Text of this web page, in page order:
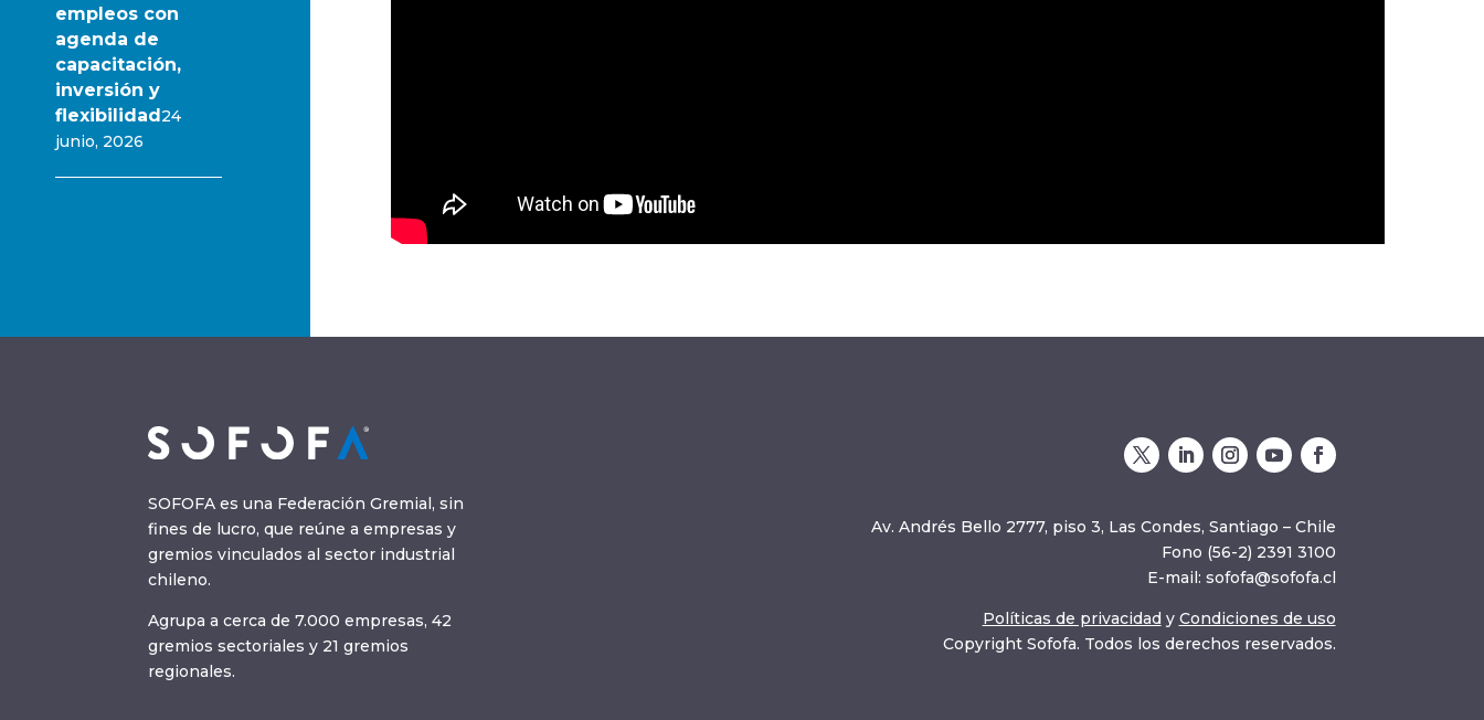
empleos con
agenda de
capacitación,
inversión y
flexibilidad24
junio, 2026
SOFOFA es una Federación Gremial, sin
fines de lucro, que reúne a empresas y
gremios vinculados al sector industrial
chileno.
Agrupa a cerca de 7.000 empresas, 42
gremios sectoriales y 21 gremios
regionales.
Av. Andrés Bello 2777, piso 3, Las Condes, Santiago – Chile
Fono (56-2) 2391 3100
E-mail: sofofa@sofofa.cl
Políticas de privacidad y Condiciones de uso
Copyright Sofofa. Todos los derechos reservados.